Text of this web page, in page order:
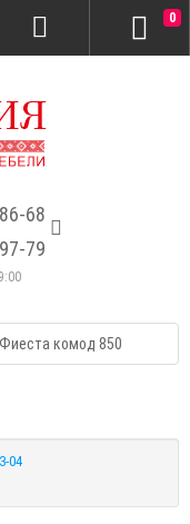
68
79
0
Фиеста комод 850
04